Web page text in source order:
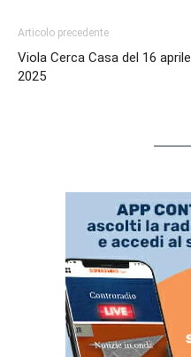
Articolo precedente
Viola Cerca Casa del 16 aprile
2025